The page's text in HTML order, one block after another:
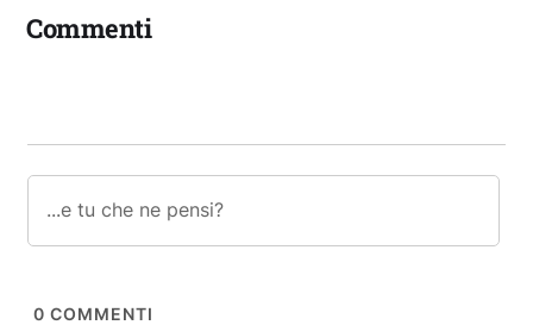
Commenti
0 COMMENTI